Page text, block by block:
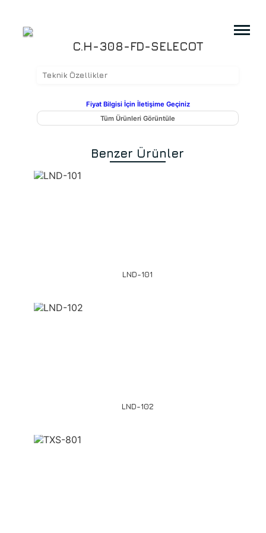
C.H-308-FD-SELECOT
Teknik Özellikler
Fiyat Bilgisi İçin İletişime Geçiniz
Tüm Ürünleri Görüntüle
Benzer Ürünler
LND-101
LND-102